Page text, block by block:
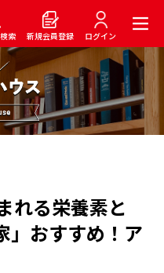
索 新規会員登録 ログイン
れる栄養素と
」おすすめ！ア